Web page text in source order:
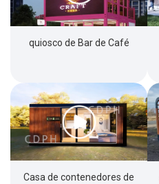
quiosco de Bar de Café
Casa de contenedores de